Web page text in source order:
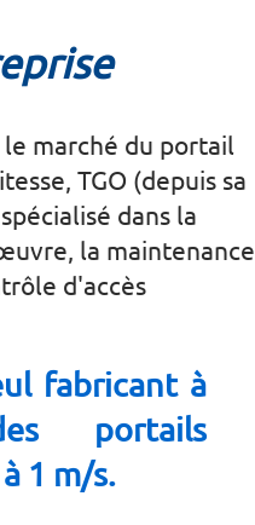
marché du portail
TGO (depuis sa
dans la
la maintenance
d'accès
fabricant à
portails
1 m/s.